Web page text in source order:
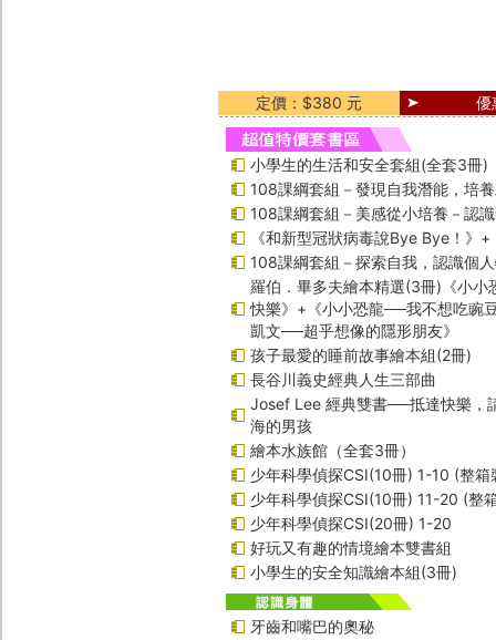
定價：$380 元 優
小學生的生活和安全套組(全套3冊)
108課綱套組－發現自我潛能，培
108課綱套組－美感從小培養－認
《和新型冠狀病毒說Bye Bye！》
108課綱套組－探索自我，認識個
羅伯．畢多夫繪本精選(3冊)《小
快樂》+《小小恐龍──我不想吃豌
凱文──超乎想像的隱形朋友》
孩子最愛的睡前故事繪本組(2冊)
長谷川義史經典人生三部曲
Josef Lee 經典雙書──抵達快樂，
海的男孩
繪本水族館（全套3冊）
少年科學偵探CSI(10冊) 1-10 (整箱
少年科學偵探CSI(10冊) 11-20 (整
少年科學偵探CSI(20冊) 1-20
好玩又有趣的情境繪本雙書組
小學生的安全知識繪本組(3冊)
牙齒和嘴巴的奧秘